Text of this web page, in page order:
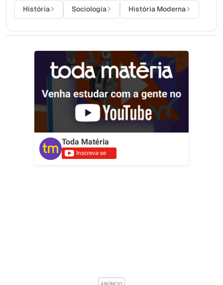
História Sociologia História Moderna
Toda Matéria
Inscreva-se